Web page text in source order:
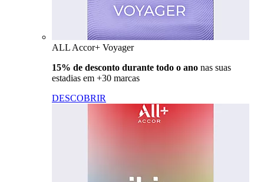
ALL Accor+ Voyager
15% de desconto durante todo o ano nas suas
estadias em +30 marcas
DESCOBRIR